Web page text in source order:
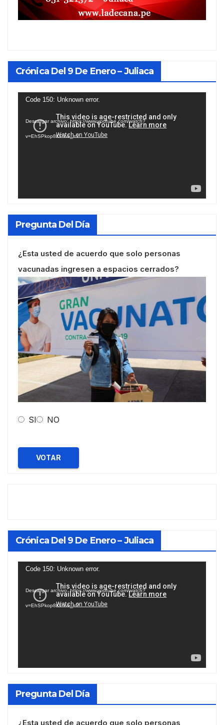
Crónica Del 9 De Enero – Juliaca
Reproductor
vídeo
Code 150: Unknown error.
Descargar archivo: https://www.youtube.com/watch?
v=EhSPkop8KPY&_=1
Pregunta Del Día
¿Esta usted de acuerdo que solo personas
vacunadas ingresen a espacios cerrados?
SI NO
VOTAR
Crónica Del 9 De Enero – Juliaca
Reproductor
vídeo
Code 150: Unknown error.
Descargar archivo: https://www.youtube.com/watch?
v=EhSPkop8KPY&_=2
Pregunta Del Día
¿Esta usted de acuerdo que solo personas